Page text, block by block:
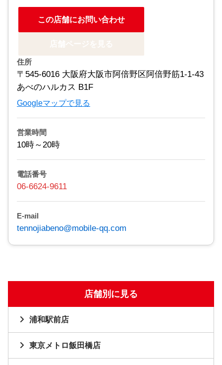
この店舗にお問い合わせ
住所
〒545-6016 大阪府大阪市阿倍野区阿倍野筋1-1-43
あべのハルカス B1F
Googleマップで見る
営業時間
10時～20時
電話番号
06-6624-9611
E-mail
tennojiabeno@mobile-qq.com
店舗別に見る
浦和駅前店
東京メトロ飯田橋店